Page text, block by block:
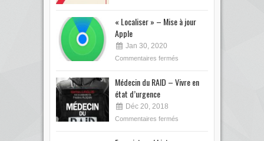
« Localiser » – Mise à jour
Apple
Jan 30, 2020
Commentaires fermés
Médecin du RAID – Vivre en
état d’urgence
Déc 20, 2018
Commentaires fermés